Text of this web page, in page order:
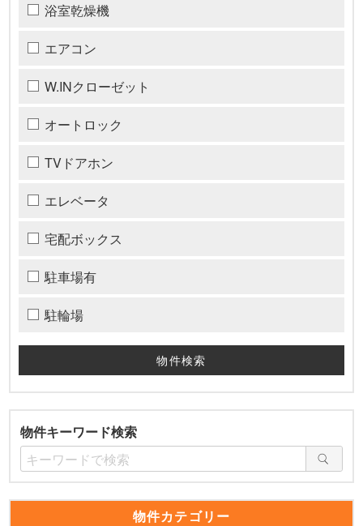
浴室乾燥機
エアコン
W.INクローゼット
オートロック
TVドアホン
エレベータ
宅配ボックス
駐車場有
駐輪場
物件キーワード検索
物件カテゴリー